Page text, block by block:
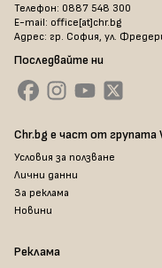
Телефон: 0887 548 300
E-mail: office[at]chr.bg
Адрес: гр. София, ул.
Последвайте ни
Chr.bg е част от групата
Условия за ползване
Лични данни
За реклама
Новини
Реклама